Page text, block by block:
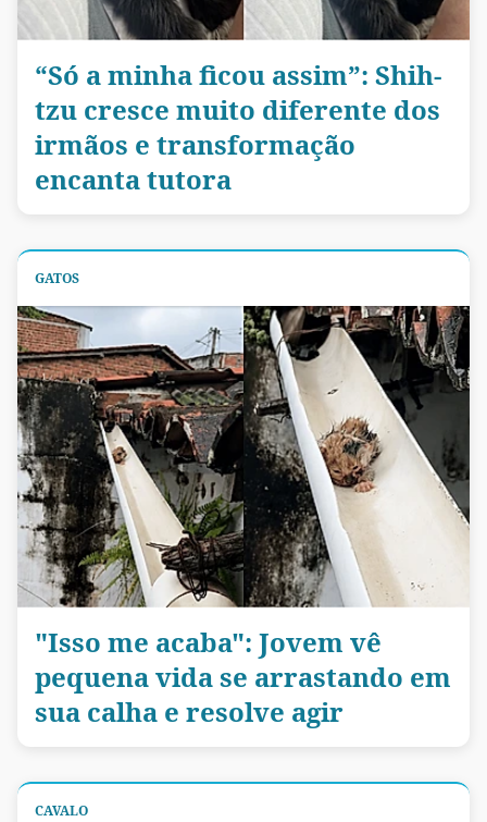
“Só a minha ficou assim”: Shih-
tzu cresce muito diferente dos
irmãos e transformação
encanta tutora
GATOS
"Isso me acaba": Jovem vê
pequena vida se arrastando em
sua calha e resolve agir
CAVALO